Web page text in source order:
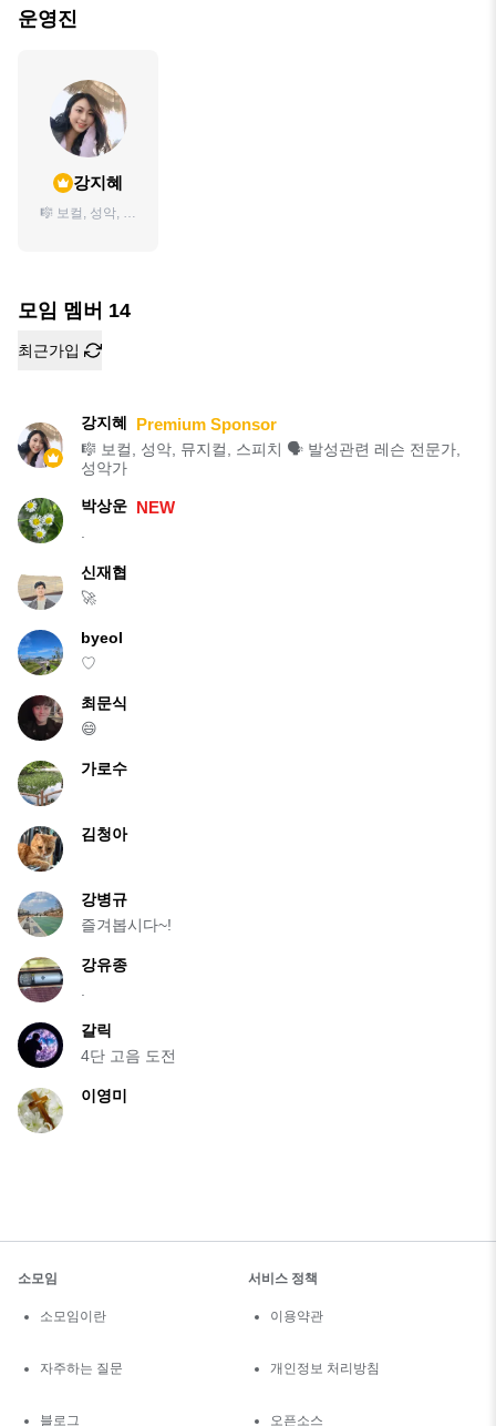
운영진
강지혜
🎼 보컬, 성악, 뮤
모임 멤버 14
최근가입
강지혜 Premium Sponsor
🎼 보컬, 성악, 뮤지컬, 스피치 🗣 발성관련 레슨 전문가,
성악가
박상운 NEW
신재협
🚀
byeol
♡
최문식
😄
가로수
김청아
강병규
즐겨봅시다~!
강유종
갈릭
4단 고음 도전
이영미
소모임
소모임이란
자주하는 질문
블로그
서비스 정책
이용약관
개인정보 처리방침
오픈소스